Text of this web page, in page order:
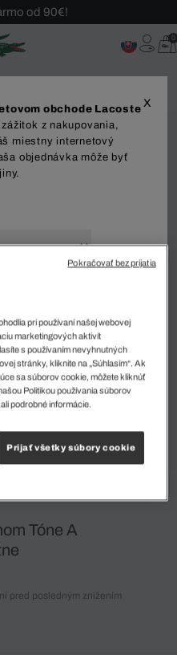
od 90€!
až -40 %!
0
Tóne A
pred posledným znížením
X
obchode Lacoste
z nakupovania,
miestny internetový
objednávka môže byť
pri používaní našej webovej
marketingových aktivít
s používaním nevyhnutných
stránky, kliknite na „Súhlasím“. Ak
sa súborov cookie, môžete kliknúť
Politikou používania súborov
podrobné informácie.
Prijať všetky súbory cookie
Pokračovať bez prijatia